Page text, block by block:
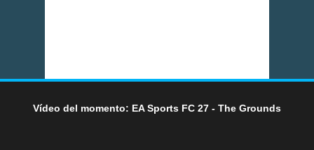
Vídeo del momento: EA Sports FC 27 - The Grounds